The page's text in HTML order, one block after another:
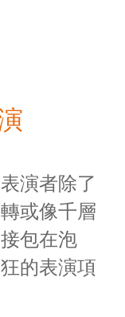
演者除了
或像千層
包在泡
的表演項